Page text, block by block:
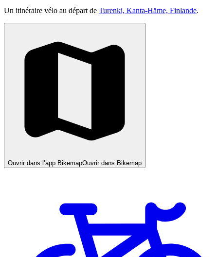
Un itinéraire vélo au départ de Turenki, Kanta-Häme, Finlande.
Ouvrir dans l’app BikemapOuvrir dans Bikemap